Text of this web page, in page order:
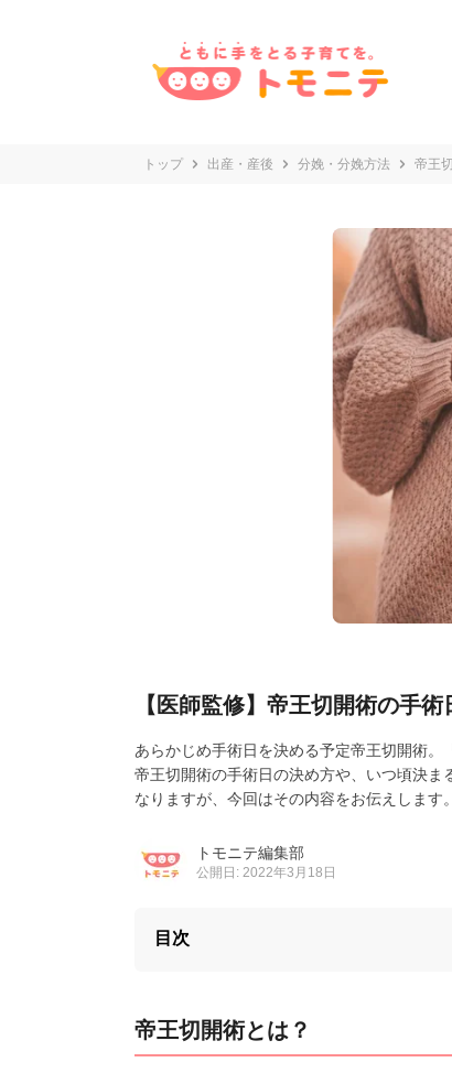
トップ 出産・産後 分娩・分娩方法 帝王
【医師監修】帝王切開術の手
あらかじめ手術日を決める予定帝王切開術。
帝王切開術の手術日の決め方や、いつ頃決
なりますが、今回はその内容をお伝えします。
トモニテ編集部
公開日: 2022年3月18日
目次
帝王切開術とは？